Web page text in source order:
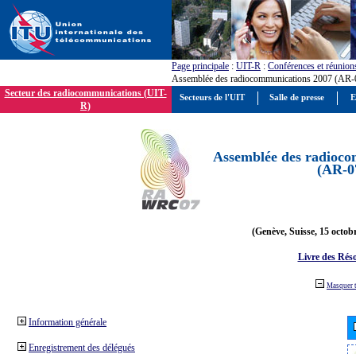
Page principale : UIT-R : Conférences et
Assemblée des radiocommunications 2007
Secteur des radiocommunications (UIT-
R)
Assemblée des
(AR-
(Genève, Suisse, 15
Livre des
Masquer
Information générale
Enregistrement des délégués
Secteurs de l'UIT Salle de presse